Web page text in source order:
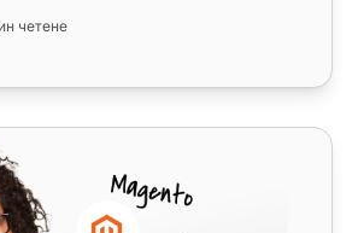
четене